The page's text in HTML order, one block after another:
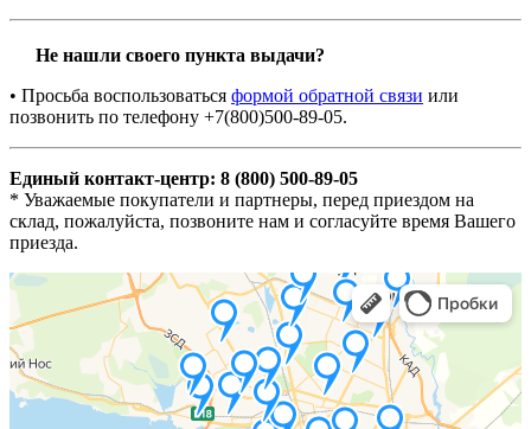
Не нашли своего пункта выдачи?
• Просьба воспользоваться формой обратной связи или
позвонить по телефону +7(800)500-89-05.
Единый контакт-центр: 8 (800) 500-89-05
* Уважаемые покупатели и партнеры, перед приездом на
склад, пожалуйста, позвоните нам и согласуйте время Вашего
приезда.